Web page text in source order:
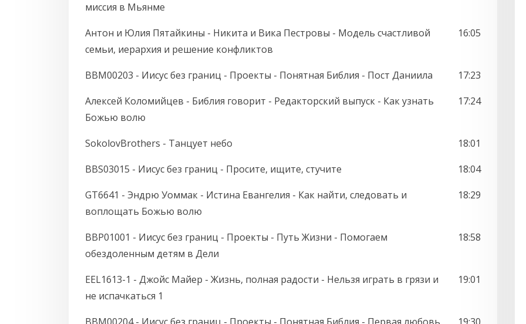
миссия в Мьянме
Антон и Юлия Пятайкины - Никита и Вика Пестровы - Модель счастливой
семьи, иерархия и решение конфликтов
16:05
BBM00203 - Иисус без границ - Проекты - Понятная Библия - Пост Даниила
17:23
Алексей Коломийцев - Библия говорит - Редакторский выпуск - Как узнать
Божью волю
17:24
SokolovBrothers - Танцует небо
18:01
BBS03015 - Иисус без границ - Просите, ищите, стучите
18:04
GT6641 - Эндрю Уоммак - Истина Евангелия - Как найти, следовать и
воплощать Божью волю
18:29
BBP01001 - Иисус без границ - Проекты - Путь Жизни - Помогаем
обездоленным детям в Дели
18:58
EEL1613-1 - Джойс Майер - Жизнь, полная радости - Нельзя играть в грязи и
не испачкаться 1
19:01